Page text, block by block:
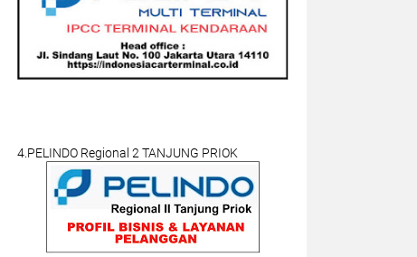
4.PELINDO Regional 2 TANJUNG PRIOK